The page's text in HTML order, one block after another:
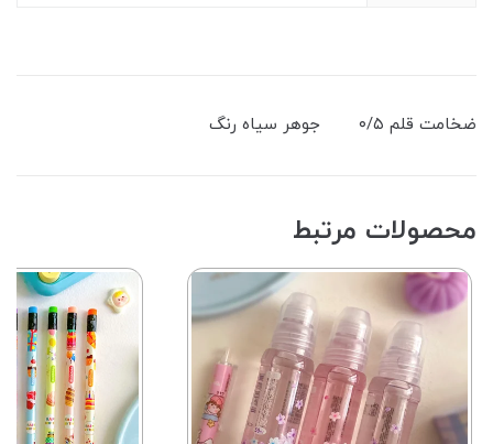
ضخامت قلم ۰/۵ جوهر سیاه رنگ
محصولات مرتبط